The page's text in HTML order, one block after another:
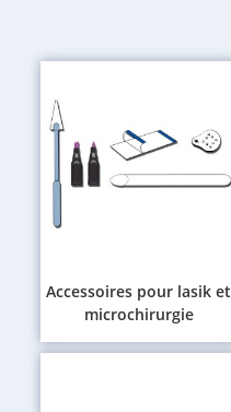
Accessoires pour lasik et
microchirurgie